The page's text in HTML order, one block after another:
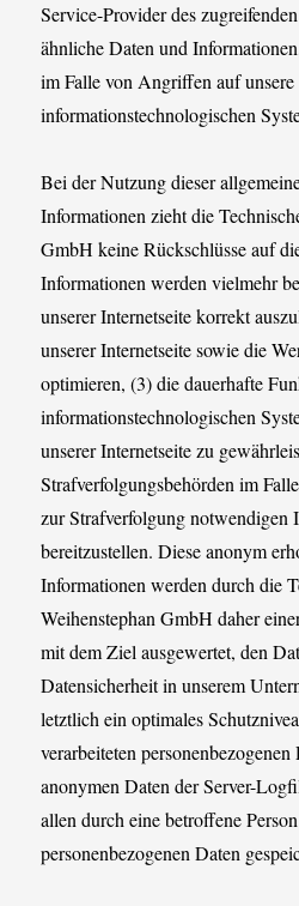
Service-Provider des
ähnliche Daten und
im Falle von Angriffen auf unsere
informationstechnologischen
Bei der Nutzung dieser
Informationen zieht die
GmbH keine Rückschlüsse auf
Informationen werden vielmehr
unserer Internetseite korrekt
unserer Internetseite sowie die
optimieren, (3) die dauerhafte
informationstechnologischen
unserer Internetseite zu
Strafverfolgungsbehörden im
zur Strafverfolgung notwendigen
bereitzustellen. Diese anonym
Informationen werden durch die
Weihenstephan GmbH daher
mit dem Ziel ausgewertet, den
Datensicherheit in unserem
letztlich ein optimales
verarbeiteten
anonymen Daten der Server-
allen durch eine betroffene
personenbezogenen Daten